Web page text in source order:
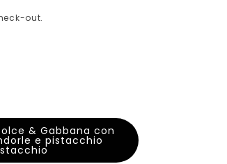
out.
& Gabbana con
e pistacchio